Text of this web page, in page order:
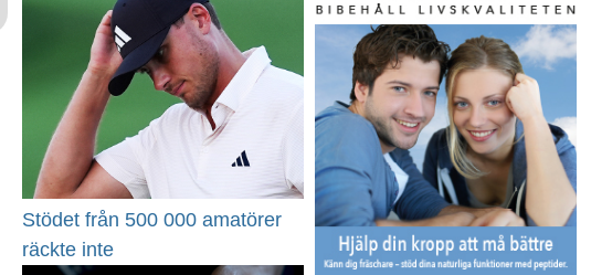
Stödet från 500 000 amatörer
räckte inte